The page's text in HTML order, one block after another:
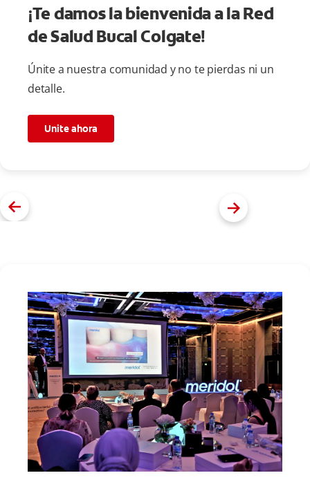
¡Te damos la bienvenida a la Red
de Salud Bucal Colgate!
Únite a nuestra comunidad y no te pierdas ni un
detalle.
Unite ahora